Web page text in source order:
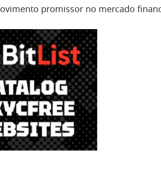
promissor no mercado